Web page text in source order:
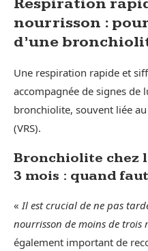
Respiration
nourrisson :
d’une
Une respiration rapide et
accompagnée de signes de
bronchiolite, souvent liée
(VRS).
Bronchiolite chez
3 mois : quand
«Il est crucial de ne pas
nourrisson de moins de trois
également important de